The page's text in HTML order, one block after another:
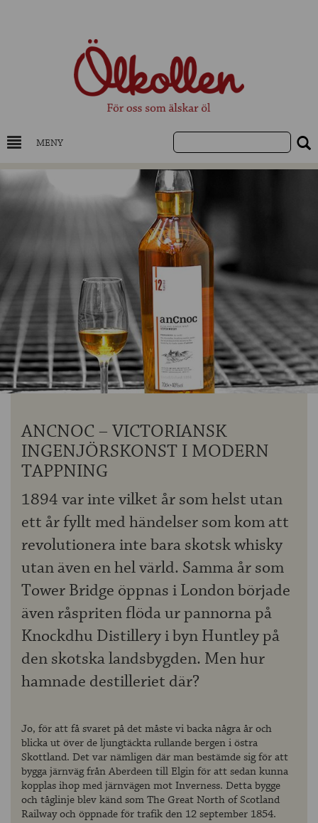
MENY
DRYCKESKUNSKAP
NYHETER
UTVALDA ÖL
UTVALDA CIDER
UTVALDA DESTILLAT
OM ÖLKOLLEN
KONTAKTA OSS
ANCNOC – VICTORIANSK
INGENJÖRSKONST I MODERN
TAPPNING
1894 var inte vilket år som helst utan
ett år fyllt med händelser som kom att
revolutionera inte bara skotsk whisky
utan även en hel värld. Samma år som
Tower Bridge öppnas i London började
även råspriten flöda ur pannorna på
Knockdhu Distillery i byn Huntley på
den skotska landsbygden. Men hur
hamnade destilleriet där?
Jo, för att få svaret på det måste vi backa några år och
blicka ut över de ljungtäckta rullande bergen i östra
Skottland. Det var nämligen där man bestämde sig för att
bygga järnväg från Aberdeen till Elgin för att sedan kunna
kopplas ihop med järnvägen mot Inverness. Detta bygge
och tåglinje blev känd som The Great North of Scotland
Railway och öppnade för trafik den 12 september 1854.